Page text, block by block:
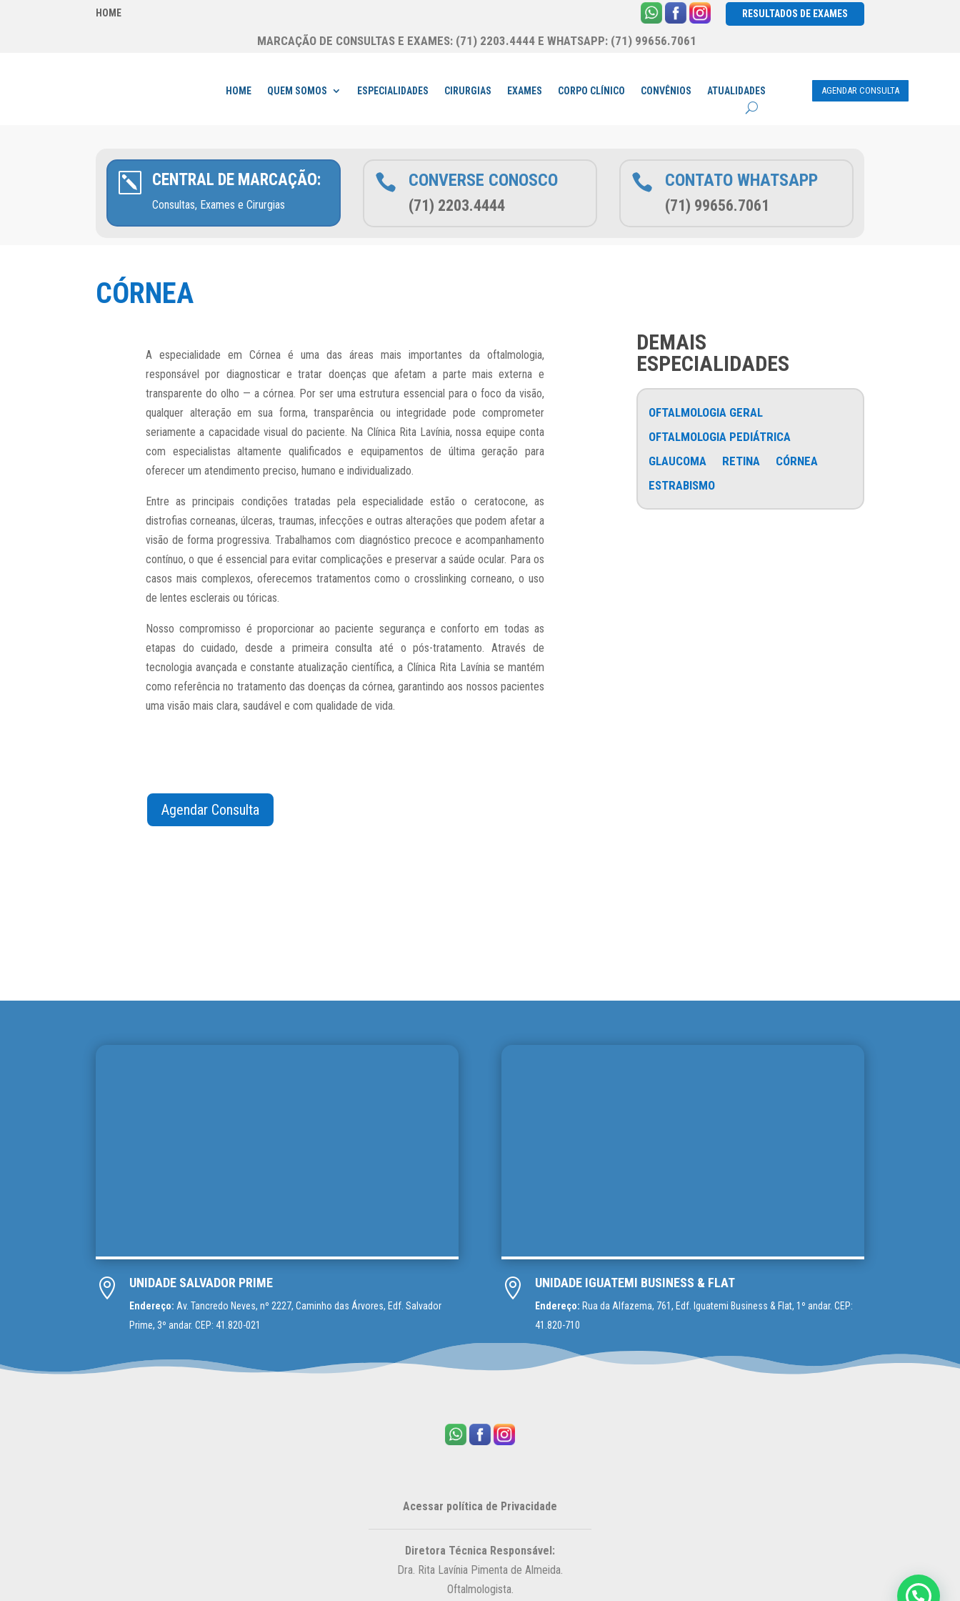
HOME
MARCAÇÃO DE CONSULTAS E EXAMES: (71) 2203.4444 E WHATSAPP: (71) 99656.7061
RESULTADOS DE EXAMES
HOME QUEM SOMOS ESPECIALIDADES CIRURGIAS EXAMES CORPO CLÍNICO CONVÊNIOS ATUALIDADES AGENDAR CONSULTA
k CENTRAL DE MARCAÇÃO:
Consultas, Exames e Cirurgias
 CONVERSE CONOSCO
(71) 2203.4444
 CONTATO WHATSAPP
(71) 99656.7061
CÓRNEA
A especialidade em Córnea é uma das áreas mais importantes da oftalmologia,
responsável por diagnosticar e tratar doenças que afetam a parte mais externa e
transparente do olho — a córnea. Por ser uma estrutura essencial para o foco da visão,
qualquer alteração em sua forma, transparência ou integridade pode comprometer
seriamente a capacidade visual do paciente. Na Clínica Rita Lavínia, nossa equipe conta
com especialistas altamente qualificados e equipamentos de última geração para
oferecer um atendimento preciso, humano e individualizado.
Entre as principais condições tratadas pela especialidade estão o ceratocone, as
distrofias corneanas, úlceras, traumas, infecções e outras alterações que podem afetar a
visão de forma progressiva. Trabalhamos com diagnóstico precoce e acompanhamento
contínuo, o que é essencial para evitar complicações e preservar a saúde ocular. Para os
casos mais complexos, oferecemos tratamentos como o crosslinking corneano, o uso
de lentes esclerais ou tóricas.
Nosso compromisso é proporcionar ao paciente segurança e conforto em todas as
etapas do cuidado, desde a primeira consulta até o pós-tratamento. Através de
tecnologia avançada e constante atualização científica, a Clínica Rita Lavínia se mantém
como referência no tratamento das doenças da córnea, garantindo aos nossos pacientes
uma visão mais clara, saudável e com qualidade de vida.
Agendar Consulta
DEMAIS
ESPECIALIDADES
OFTALMOLOGIA GERAL
OFTALMOLOGIA PEDIÁTRICA
GLAUCOMA
RETINA
CÓRNEA
ESTRABISMO
 UNIDADE SALVADOR PRIME
Endereço: Av. Tancredo Neves, nº 2227, Caminho das Árvores, Edf. Salvador
Prime, 3º andar. CEP: 41.820-021
 UNIDADE IGUATEMI BUSINESS & FLAT
Endereço: Rua da Alfazema, 761, Edf. Iguatemi Business & Flat, 1º andar. CEP:
41.820-710
Acessar política de Privacidade
Diretora Técnica Responsável:
Dra. Rita Lavínia Pimenta de Almeida.
Oftalmologista.